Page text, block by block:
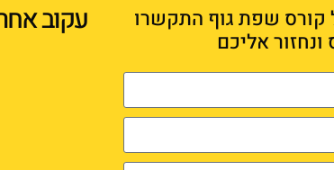
קורס שפת גוף התקשרו
אליכם
עקוב